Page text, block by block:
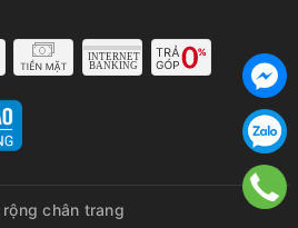
nút nhấn dễ dàng
chân trang